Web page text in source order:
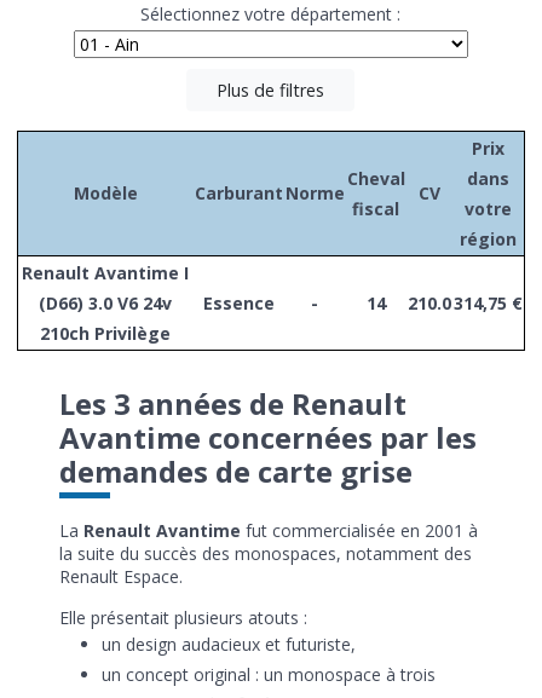
Sélectionnez votre département :
Plus de filtres
Modèle Carburant Norme
Cheval
fiscal
CV
Prix
dans
votre
région
Renault Avantime I
(D66) 3.0 V6 24v
210ch Privilège
Essence - 14 210.0314,75 €
Les 3 années de Renault
Avantime concernées par les
demandes de carte grise
La Renault Avantime fut commercialisée en 2001 à
la suite du succès des monospaces, notamment des
Renault Espace.
Elle présentait plusieurs atouts :
un design audacieux et futuriste,
un concept original : un monospace à trois